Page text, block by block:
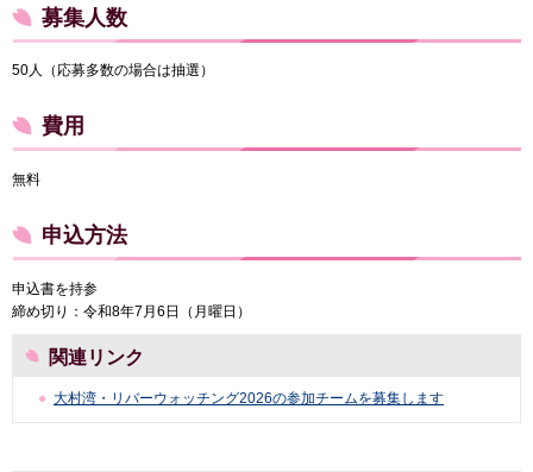
募集人数
50人（応募多数の場合は抽選）
費用
無料
申込方法
申込書を持参
締め切り：令和8年7月6日（月曜日）
関連リンク
大村湾・リバーウォッチング2026の参加チームを募集します